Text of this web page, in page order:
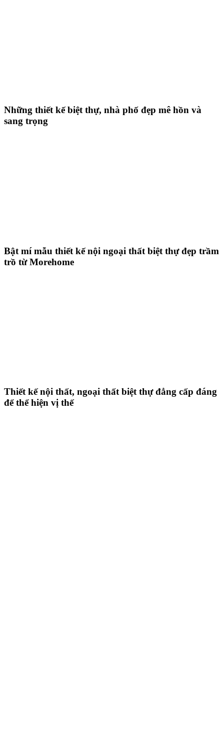
Những thiết kế biệt thự, nhà phố đẹp mê hồn và
sang trọng
Bật mí mẫu thiết kế nội ngoại thất biệt thự đẹp trầm
trồ từ Morehome
Thiết kế nội thất, ngoại thất biệt thự đẳng cấp đáng
để thể hiện vị thế